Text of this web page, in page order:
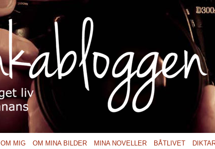
OM MIG OM MINA BILDER MINA NOVELLER BÅTLIVET